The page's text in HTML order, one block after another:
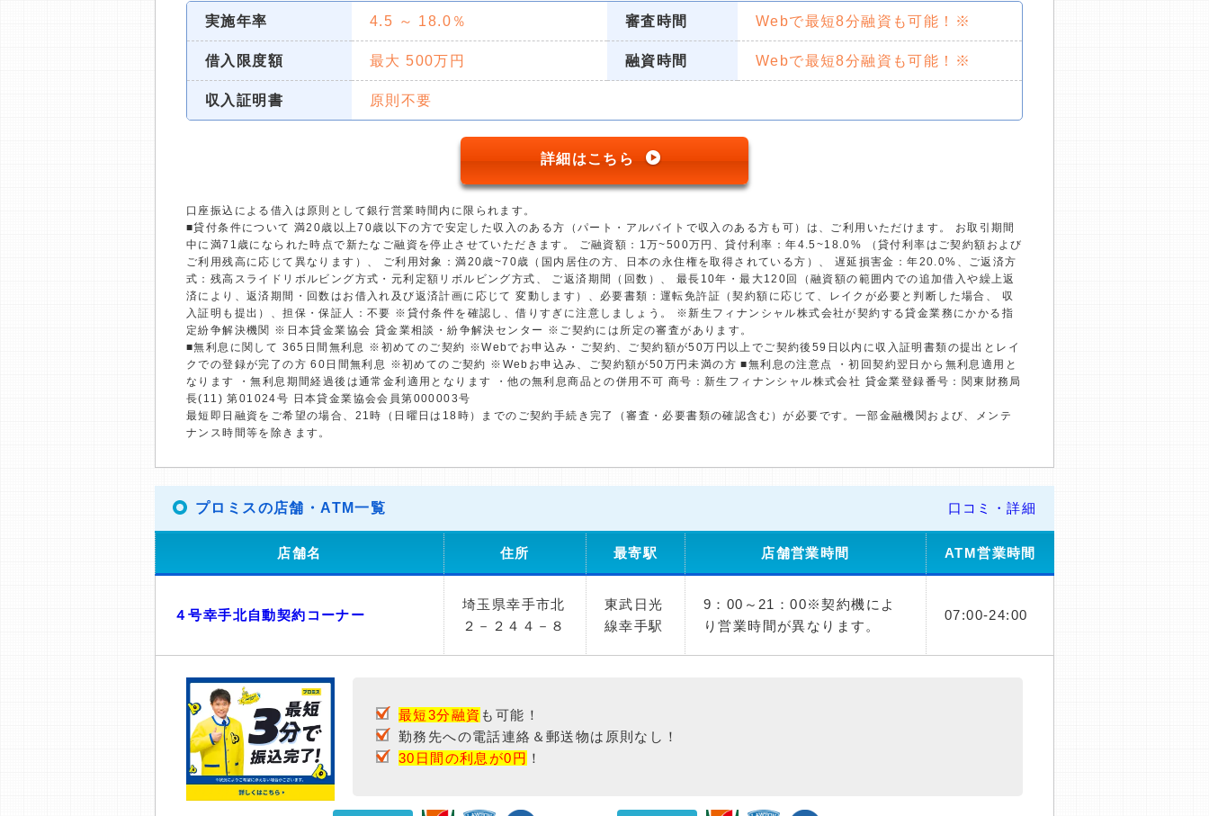
実施年率 4.5 ～ 18.0％ 審査時間 Webで最短8分融資も可能！※
借入限度額 最大 500万円 融資時間 Webで最短8分融資も可能！※
収入証明書 原則不要
詳細はこちら
口座振込による借入は原則として銀行営業時間内に限られます。
■貸付条件について 満20歳以上70歳以下の方で安定した収入のある方（パート・アルバイトで収入のある方も可）は、ご利用いただけます。 お取引期間
中に満71歳になられた時点で新たなご融資を停止させていただきます。 ご融資額：1万~500万円、貸付利率：年4.5~18.0% （貸付利率はご契約額および
ご利用残高に応じて異なります）、 ご利用対象：満20歳~70歳（国内居住の方、日本の永住権を取得されている方）、 遅延損害金：年20.0%、ご返済方
式：残高スライドリボルビング方式・元利定額リボルビング方式、 ご返済期間（回数）、 最長10年・最大120回（融資額の範囲内での追加借入や繰上返
済により、返済期間・回数はお借入れ及び返済計画に応じて 変動します）、必要書類：運転免許証（契約額に応じて、レイクが必要と判断した場合、 収
入証明も提出）、担保・保証人：不要 ※貸付条件を確認し、借りすぎに注意しましょう。 ※新生フィナンシャル株式会社が契約する貸金業務にかかる指
定紛争解決機関 ※日本貸金業協会 貸金業相談・紛争解決センター ※ご契約には所定の審査があります。
■無利息に関して 365日間無利息 ※初めてのご契約 ※Webでお申込み・ご契約、ご契約額が50万円以上でご契約後59日以内に収入証明書類の提出とレイ
クでの登録が完了の方 60日間無利息 ※初めてのご契約 ※Webお申込み、ご契約額が50万円未満の方 ■無利息の注意点 ・初回契約翌日から無利息適用と
なります ・無利息期間経過後は通常金利適用となります ・他の無利息商品との併用不可 商号：新生フィナンシャル株式会社 貸金業登録番号：関東財務局
長(11) 第01024号 日本貸金業協会会員第000003号
最短即日融資をご希望の場合、21時（日曜日は18時）までのご契約手続き完了（審査・必要書類の確認含む）が必要です。一部金融機関および、メンテ
ナンス時間等を除きます。
プロミスの店舗・ATM一覧 口コミ・詳細
店舗名 住所 最寄駅 店舗営業時間 ATM営業時間
４号幸手北自動契約コーナー
埼玉県幸手市北
２－２４４－８
東武日光
線幸手駅
9：00～21：00※契約機によ
り営業時間が異なります。
07:00-24:00
最短3分融資 も可能！
勤務先への電話連絡＆郵送物は原則なし！
30日間の利息が0円 ！